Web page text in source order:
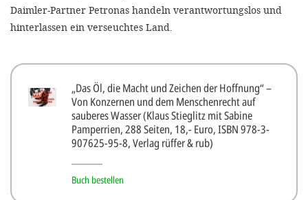
Daimler-Partner Petronas handeln verantwortungslos und
hinterlassen ein verseuchtes Land.
„Das Öl, die Macht und Zeichen der Hoffnung“ –
Von Konzernen und dem Menschenrecht auf
sauberes Wasser (Klaus Stieglitz mit Sabine
Pamperrien, 288 Seiten, 18,- Euro, ISBN 978-3-
907625-95-8, Verlag rüffer & rub)
Buch bestellen